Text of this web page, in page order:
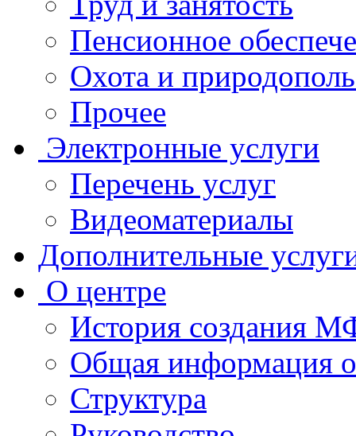
Пенсионное
Охота и
Прочее
Электронные услуги
Перечень услуг
Видеоматериалы
Дополнительные
О центре
История создания
Общая
Структура